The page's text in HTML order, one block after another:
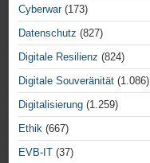
Cyberwar(173)
Datenschutz (827)
Digitale Resilienz (824)
Digitale Souveränität (1.086)
Digitalisierung (1.259)
Ethik (667)
EVB-IT (37)